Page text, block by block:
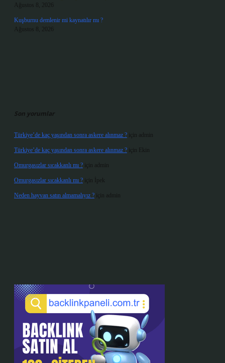
Ağustos 8, 2026
Kuşburnu demlenir mi kaynatılır mı ?
Ağustos 8, 2026
Son yorumlar
Türkiye’de kaç yaşından sonra askere alınmaz ? için admin
Türkiye’de kaç yaşından sonra askere alınmaz ? için Ekin
Omurgasızlar sıcakkanlı mı ? için admin
Omurgasızlar sıcakkanlı mı ? için İpek
Neden hayvan satın almamalıyız ? için admin